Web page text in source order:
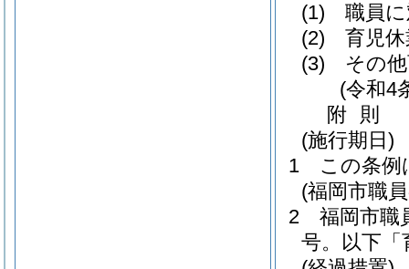
(1)
職員
(2)
育児
(3)
その
(令和4
附 則
(施行期日)
1
この条例
(福岡市職
2
福岡市職
号。以下「